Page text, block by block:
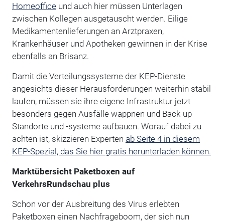
Homeofficeund auch hier müssen Unterlagen
zwischen Kollegen ausgetauscht werden. Eilige
Medikamentenlieferungen an Arztpraxen,
Krankenhäuser und Apotheken gewinnen in der Krise
ebenfalls an Brisanz.
Damit die Verteilungssysteme der KEP-Dienste
angesichts dieser Herausforderungen weiterhin stabil
laufen, müssen sie ihre eigene Infrastruktur jetzt
besonders gegen Ausfälle wappnen und Back-up-
Standorte und -systeme aufbauen. Worauf dabei zu
achten ist, skizzieren Experten ab Seite 4 in diesem
KEP-Spezial, das Sie hier gratis herunterladen können.
Marktübersicht Paketboxen auf
VerkehrsRundschau plus
Schon vor der Ausbreitung des Virus erlebten
Paketboxen einen Nachfrageboom, der sich nun